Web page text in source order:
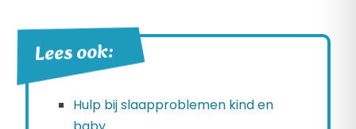
Lees ook:
Hulp bij slaapproblemen kind en